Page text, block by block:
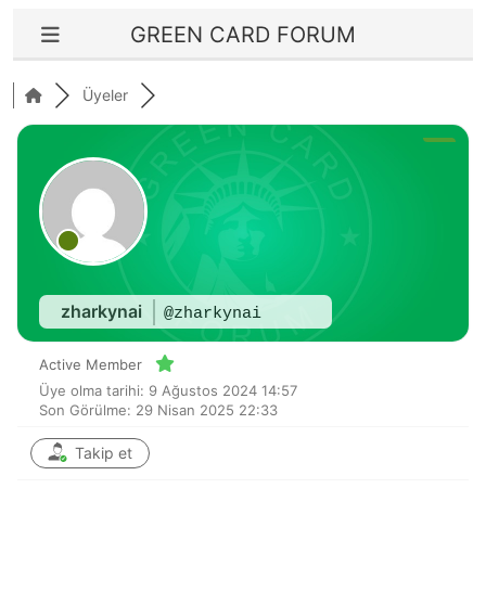
GREEN CARD FORUM
Üyeler
zharkynai @zharkynai
Active Member
Üye olma tarihi: 9 Ağustos 2024 14:57
Son Görülme: 29 Nisan 2025 22:33
Takip et